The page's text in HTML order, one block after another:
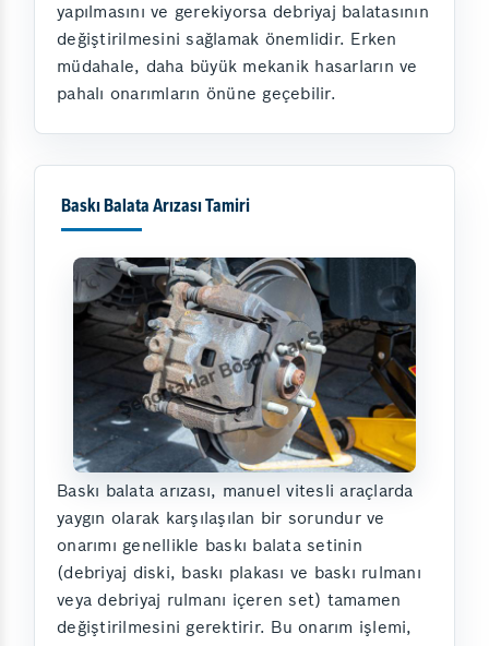
yapılmasını ve gerekiyorsa debriyaj balatasının
değiştirilmesini sağlamak önemlidir. Erken
müdahale, daha büyük mekanik hasarların ve
pahalı onarımların önüne geçebilir.
Baskı Balata Arızası Tamiri
Baskı balata arızası, manuel vitesli araçlarda
yaygın olarak karşılaşılan bir sorundur ve
onarımı genellikle baskı balata setinin
(debriyaj diski, baskı plakası ve baskı rulmanı
veya debriyaj rulmanı içeren set) tamamen
değiştirilmesini gerektirir. Bu onarım işlemi,